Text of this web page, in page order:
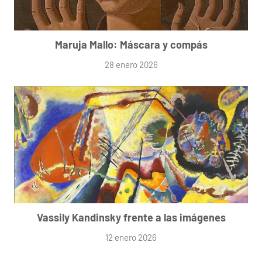
Maruja Mallo: Máscara y compás
28 enero 2026
Vassily Kandinsky frente a las imágenes
12 enero 2026